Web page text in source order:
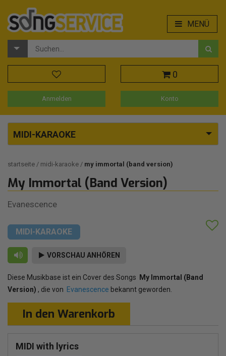
MENÜ
0
Anmelden Konto
MIDI-KARAOKE
startseite midi-karaoke my immortal (band version)
My Immortal (Band Version)
Evanescence
MIDI-KARAOKE
VORSCHAU ANHÖREN
Diese Musikbase ist ein Cover des Songs
My Immortal (Band
Version) , die von Evanescence bekannt geworden.
In den Warenkorb
MIDI with lyrics